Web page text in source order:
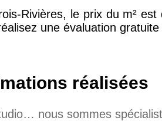
Rivières, le prix du m² est
une évaluation
réalisées
nous sommes